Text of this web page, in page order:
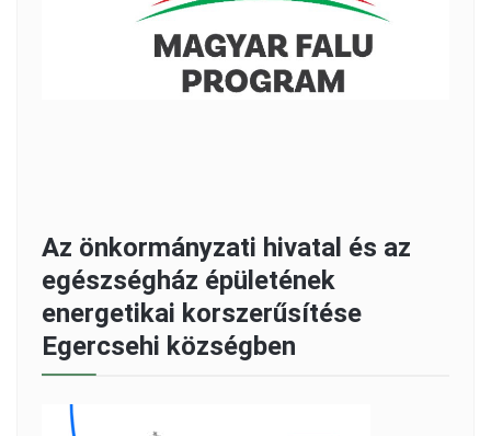
Az önkormányzati hivatal és az
egészségház épületének
energetikai korszerűsítése
Egercsehi községben